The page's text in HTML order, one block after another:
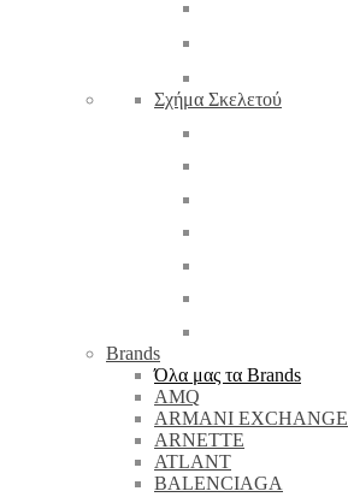
Σχήμα Σκελετού
Brands
Όλα μας τα Brands
AMQ
ARMANI EXCHANGE
ARNETTE
ATLANT
BALENCIAGA